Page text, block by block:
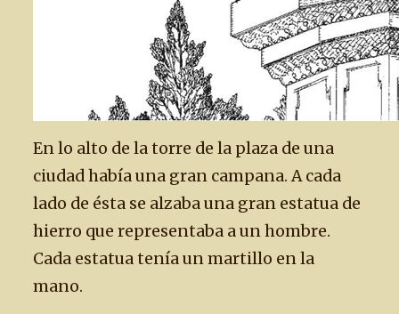
En lo alto de la torre de la plaza de una
ciudad había una gran campana. A cada
lado de ésta se alzaba una gran estatua de
hierro que representaba a un hombre.
Cada estatua tenía un martillo en la
mano.